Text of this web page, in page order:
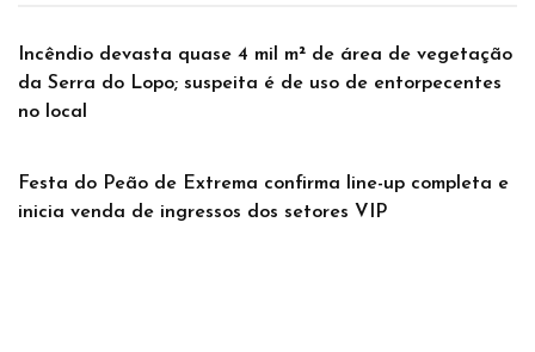
Incêndio devasta quase 4 mil m² de área de vegetação
da Serra do Lopo; suspeita é de uso de entorpecentes
no local
Festa do Peão de Extrema confirma line-up completa e
inicia venda de ingressos dos setores VIP